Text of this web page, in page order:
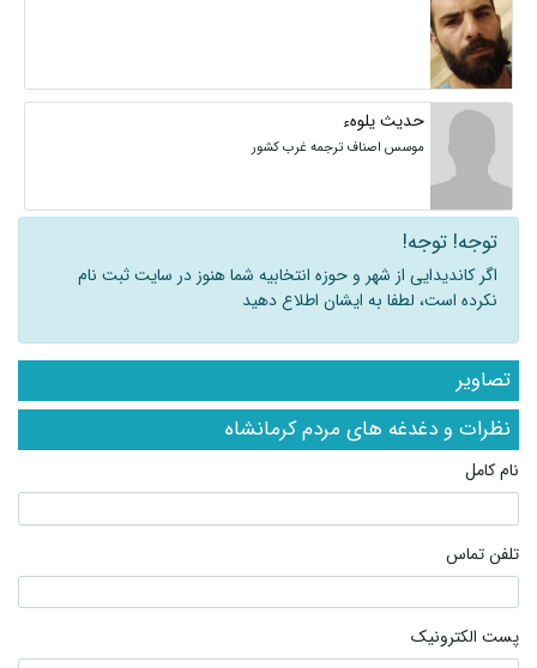
حدیث یلوهء
موسس اصناف ترجمه غرب کشور
توجه! توجه!
اگر کاندیدایی از شهر و حوزه انتخابیه شما هنوز در سایت ثبت نام
نکرده است، لطفا به ایشان اطلاع دهید
تصاویر
نظرات و دغدغه های مردم کرمانشاه
نام کامل
تلفن تماس
پست الکترونیک